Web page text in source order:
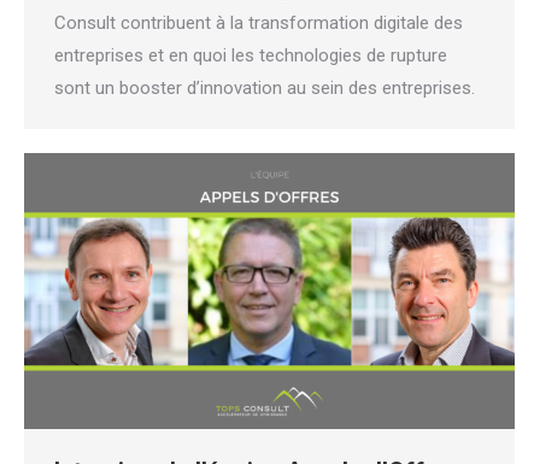
Consult contribuent à la transformation digitale des
entreprises et en quoi les technologies de rupture
sont un booster d’innovation au sein des entreprises.